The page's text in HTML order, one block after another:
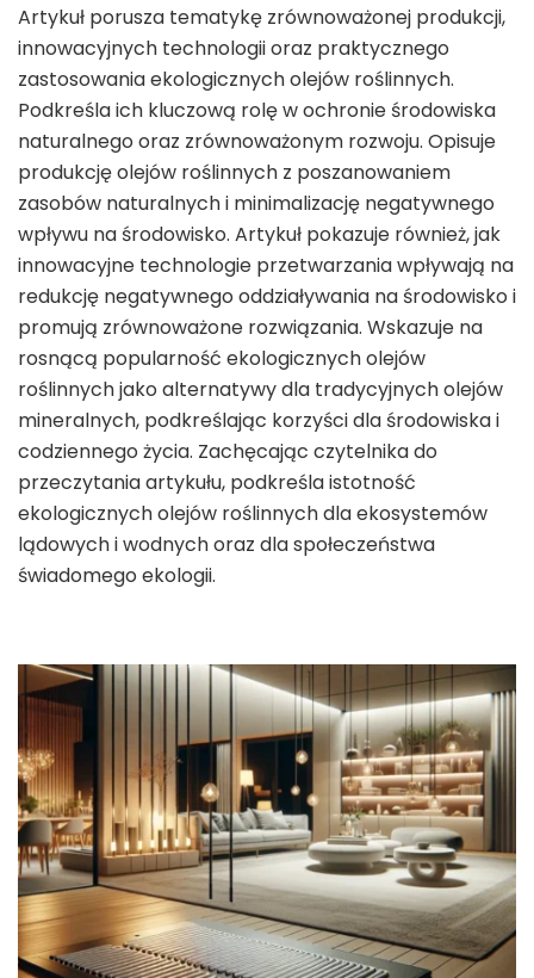
Artykuł porusza tematykę zrównoważonej produkcji,
innowacyjnych technologii oraz praktycznego
zastosowania ekologicznych olejów roślinnych.
Podkreśla ich kluczową rolę w ochronie środowiska
naturalnego oraz zrównoważonym rozwoju. Opisuje
produkcję olejów roślinnych z poszanowaniem
zasobów naturalnych i minimalizację negatywnego
wpływu na środowisko. Artykuł pokazuje również, jak
innowacyjne technologie przetwarzania wpływają na
redukcję negatywnego oddziaływania na środowisko i
promują zrównoważone rozwiązania. Wskazuje na
rosnącą popularność ekologicznych olejów
roślinnych jako alternatywy dla tradycyjnych olejów
mineralnych, podkreślając korzyści dla środowiska i
codziennego życia. Zachęcając czytelnika do
przeczytania artykułu, podkreśla istotność
ekologicznych olejów roślinnych dla ekosystemów
lądowych i wodnych oraz dla społeczeństwa
świadomego ekologii.